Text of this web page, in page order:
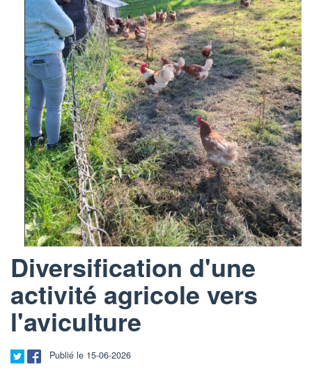
Diversification d'une
activité agricole vers
l'aviculture
Publié le 15-06-2026